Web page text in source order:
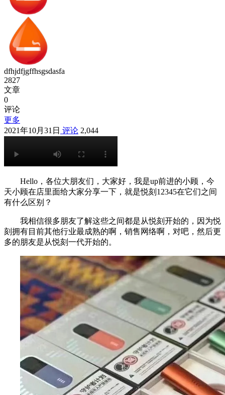
dfhjdfjgffhsgsdasfa
2827
文章
0
评论
更多
2021年10月31日 评论 2,044
Hello，各位大朋友们，大家好，我是up前进的小顾，今
天小顾在店里面给大家分享一下，就是悦刻12345在它们之间
有什么区别？
我相信很多朋友了解这些之间都是从悦刻开始的，因为悦
刻拥有目前其他行业最成熟的啊，销售网络啊，对吧，然后更
多的朋友是从悦刻一代开始的。